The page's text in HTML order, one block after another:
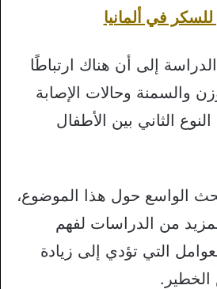
للسكر في ألمانيا
إلى أن هناك ارتباطًا
والسمنة وحالات الإصابة
الثاني بين الأطفال
الواسع حول هذا الموضوع،
من الدراسات لفهم
التي تؤدي إلى زيادة
الخطير.